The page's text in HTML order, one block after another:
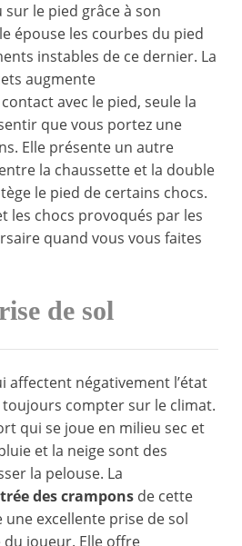
le pied grâce à son
épouse les courbes du pied
instables de ce dernier. La
augmente
avec le pied, seule la
que vous portez une
Elle présente un autre
la chaussette et la double
le pied de certains chocs.
les chocs provoqués par les
quand vous vous faites
de sol
affectent négativement l’état
toujours compter sur le climat.
qui se joue en milieu sec et
et la neige sont des
la pelouse. La
des crampons de cette
excellente prise de sol
joueur. Elle offre